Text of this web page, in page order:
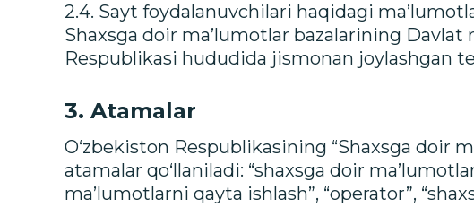
2.4. Sayt foydalanuvchilari haqidagi
Shaxsga doir ma’lumotlar bazalarining Davlat
Respublikasi hududida jismonan joylashgan
3. Atamalar
O‘zbekiston Respublikasining “Shaxsga doir
atamalar qo‘llaniladi: “shaxsga doir
ma’lumotlarni qayta ishlash”, “operator”,